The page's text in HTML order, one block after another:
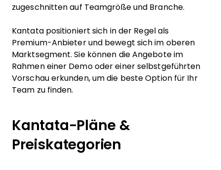
zugeschnitten auf Teamgröße und Branche.
Kantata positioniert sich in der Regel als
Premium-Anbieter und bewegt sich im oberen
Marktsegment. Sie können die Angebote im
Rahmen einer Demo oder einer selbstgeführten
Vorschau erkunden, um die beste Option für Ihr
Team zu finden.
Kantata-Pläne &
Preiskategorien